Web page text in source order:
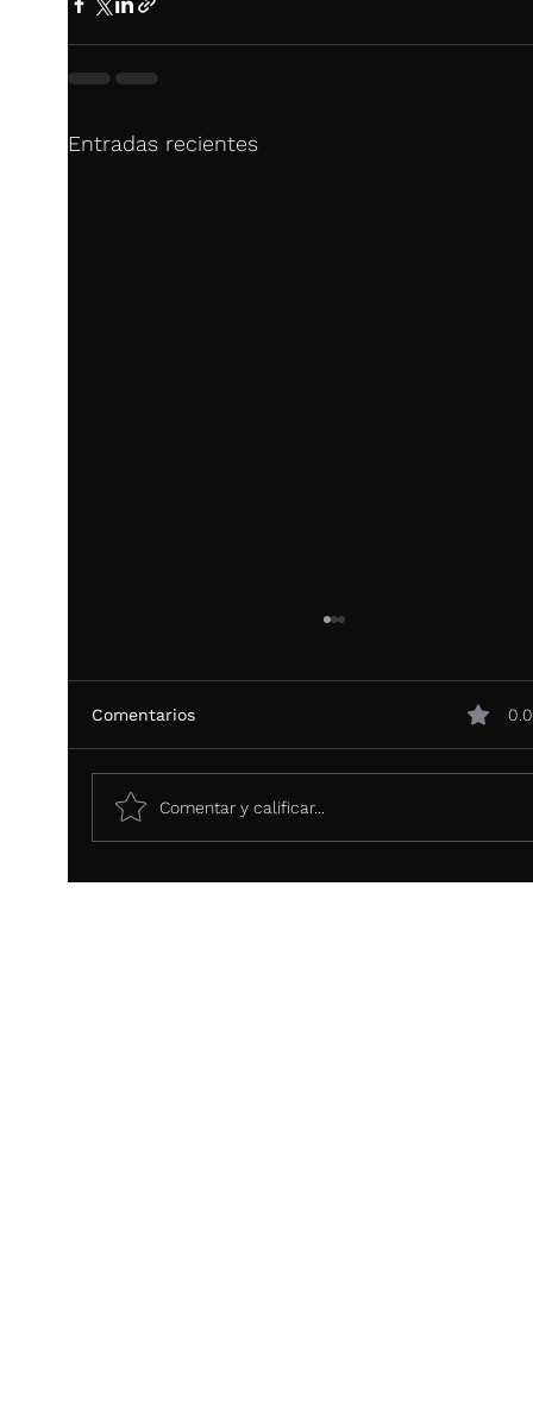
Entradas recientes
Comentarios
Comentar y calificar...